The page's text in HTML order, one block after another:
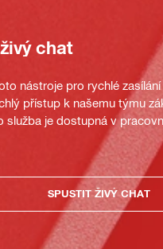
chat
nástroje pro rychlé
přístup k našemu týmu
služba je dostupná v
SPUSTIT ŽIVÝ CHAT